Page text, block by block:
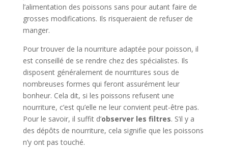
l’alimentation des poissons sans pour autant faire de
grosses modifications. Ils risqueraient de refuser de
manger.
Pour trouver de la nourriture adaptée pour poisson, il
est conseillé de se rendre chez des spécialistes. Ils
disposent généralement de nourritures sous de
nombreuses formes qui feront assurément leur
bonheur. Cela dit, si les poissons refusent une
nourriture, c’est qu’elle ne leur convient peut-être pas.
Pour le savoir, il suffit d’observer les filtres. S’il y a
des dépôts de nourriture, cela signifie que les poissons
n’y ont pas touché.